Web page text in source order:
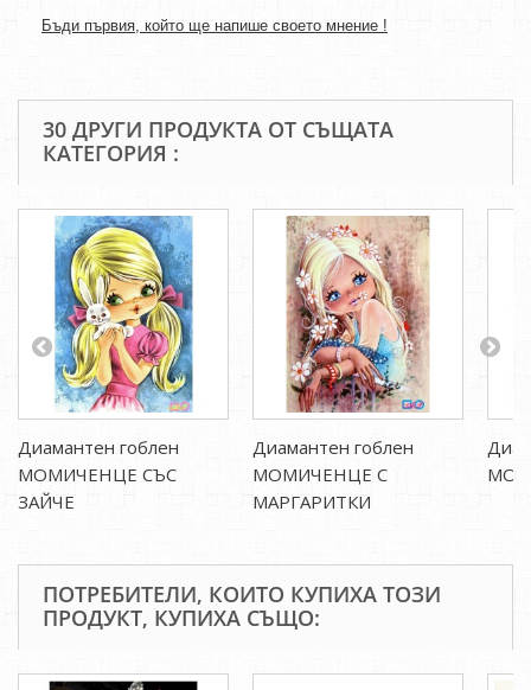
Бъди първия, който ще напише своето мнение !
30 ДРУГИ ПРОДУКТА ОТ СЪЩАТА
КАТЕГОРИЯ :
Диамантен гоблен
МОМИЧЕНЦЕ СЪС
ЗАЙЧЕ
Диамантен гоблен
МОМИЧЕНЦЕ С
МАРГАРИТКИ
ПОТРЕБИТЕЛИ, КОИТО КУПИХА ТОЗИ
ПРОДУКТ, КУПИХА СЪЩО: